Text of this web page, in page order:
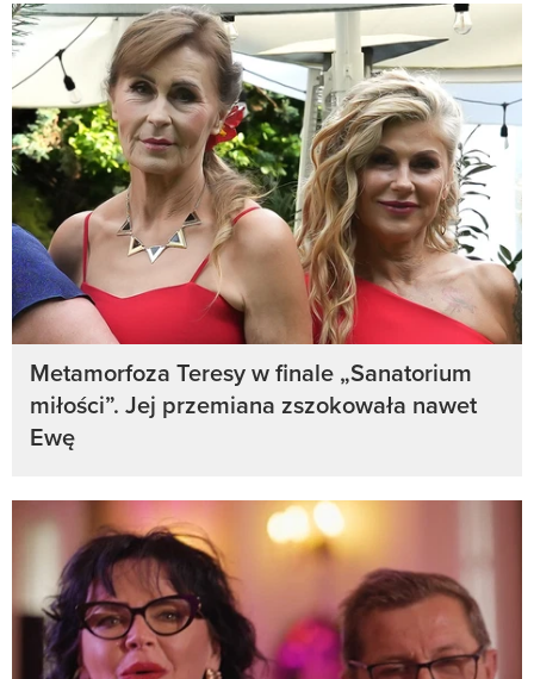
Metamorfoza Teresy w finale „Sanatorium
miłości”. Jej przemiana zszokowała nawet
Ewę